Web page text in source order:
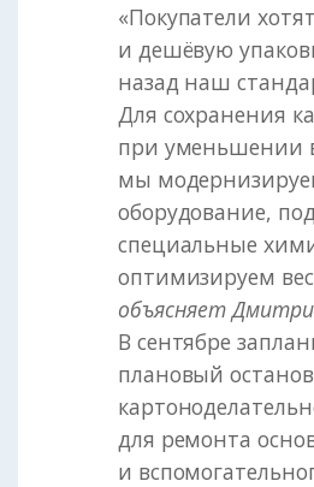
«Покупатели
и дешёвую
назад наш
Для сохранения
при уменьшении
мы
оборудование,
специальные
оптимизируем
объясняет
В сентябре
плановый останов
для ремонта
и